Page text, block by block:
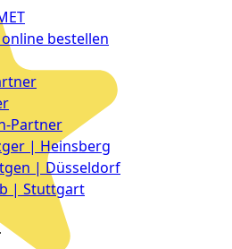
bestellen
Partner
| Heinsberg
| Düsseldorf
| Stuttgart